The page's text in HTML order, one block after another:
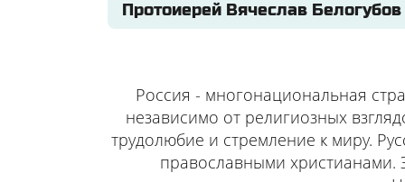
Протоиерей Вячеслав
Россия - многонациональная
независимо от религиозных
трудолюбие и стремление к миру.
православными христианами.